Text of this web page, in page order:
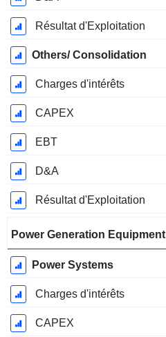
Résultat d'Exploitation
Others/ Consolidation
Charges d'intérêts
CAPEX
EBT
D&A
Résultat d'Exploitation
Power Generation Equipment
Power Systems
Charges d'intérêts
CAPEX